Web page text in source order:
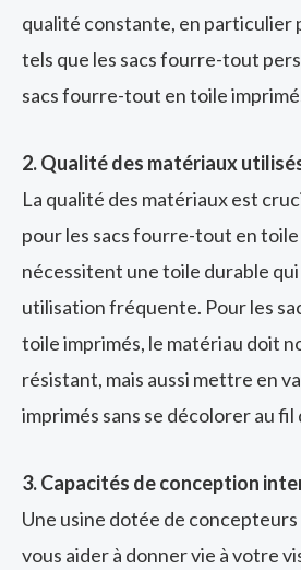
qualité constante, en particulier
tels que les sacs fourre-tout
sacs fourre-tout en toile
2. Qualité des matériaux
La qualité des matériaux est
pour les sacs fourre-tout en
nécessitent une toile durable
utilisation fréquente. Pour les
toile imprimés, le matériau doit
résistant, mais aussi mettre en
imprimés sans se décolorer au fil
3. Capacités de conception
Une usine dotée de
vous aider à donner vie à votre